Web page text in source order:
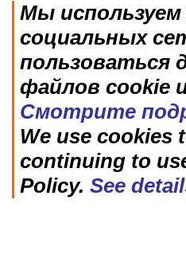
Мы
социальных
пользоваться
файлов cookie
Смотрите
We use cookies
continuing to
Policy. See